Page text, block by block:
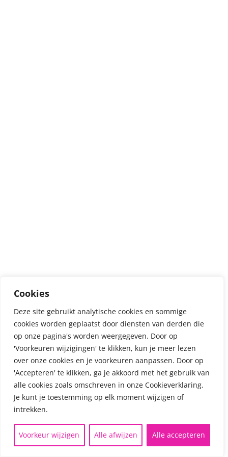
Cookies
Deze site gebruikt analytische cookies en sommige
cookies worden geplaatst door diensten van derden die
op onze pagina's worden weergegeven. Door op
'Voorkeuren wijzigingen' te klikken, kun je meer lezen
over onze cookies en je voorkeuren aanpassen. Door op
'Accepteren' te klikken, ga je akkoord met het gebruik van
alle cookies zoals omschreven in onze Cookieverklaring.
Je kunt je toestemming op elk moment wijzigen of
intrekken.
Voorkeur wijzigen Alle afwijzen Alle accepteren
CONSTRUCTIE